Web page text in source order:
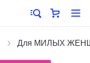
Для МИЛЫХ